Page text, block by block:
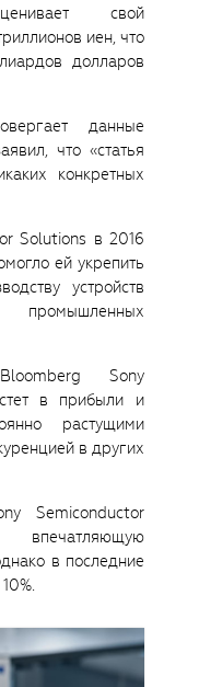
свой
иен, что
долларов
данные
что «статья
конкретных
Solutions в 2016
ей укрепить
устройств
промышленных
Sony
в прибыли и
растущими
в других
Semiconductor
впечатляющую
в последние